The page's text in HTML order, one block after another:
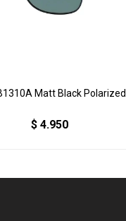
Matt Black Polarized
$ 4.950